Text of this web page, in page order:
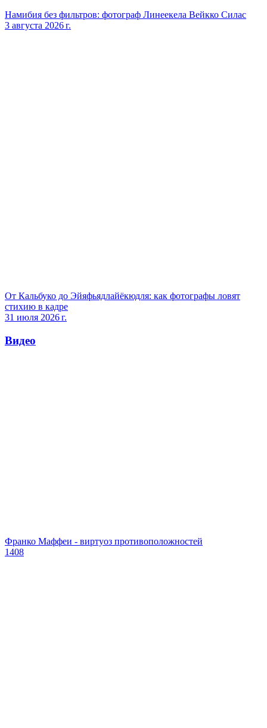
Намибия без фильтров: фотограф Линеекела Вейкко Силас
3 августа 2026 г.
От Кальбуко до Эйяфьядлайёкюдля: как фотографы ловят
стихию в кадре
31 июля 2026 г.
Видео
Франко Маффеи - виртуоз противоположностей
1408